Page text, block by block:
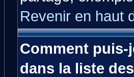
Revenir en haut
Comment
dans la liste